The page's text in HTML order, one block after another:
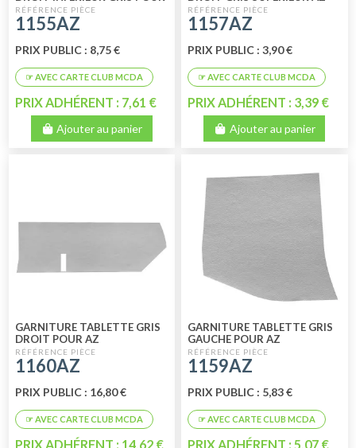
AZ
1155AZ
PRIX PUBLIC : 8,75 €
PRIX ADHÉRENT : 7,61 €
Ajouter au panier
1157AZ
PRIX PUBLIC : 3,90 €
PRIX ADHÉRENT : 3,39 €
Ajouter au panier
GARNITURE TABLETTE GRIS
DROIT POUR AZ
1160AZ
PRIX PUBLIC : 16,80 €
PRIX ADHÉRENT : 14,62 €
GARNITURE TABLETTE GRIS
GAUCHE POUR AZ
1159AZ
PRIX PUBLIC : 5,83 €
PRIX ADHÉRENT : 5,07 €